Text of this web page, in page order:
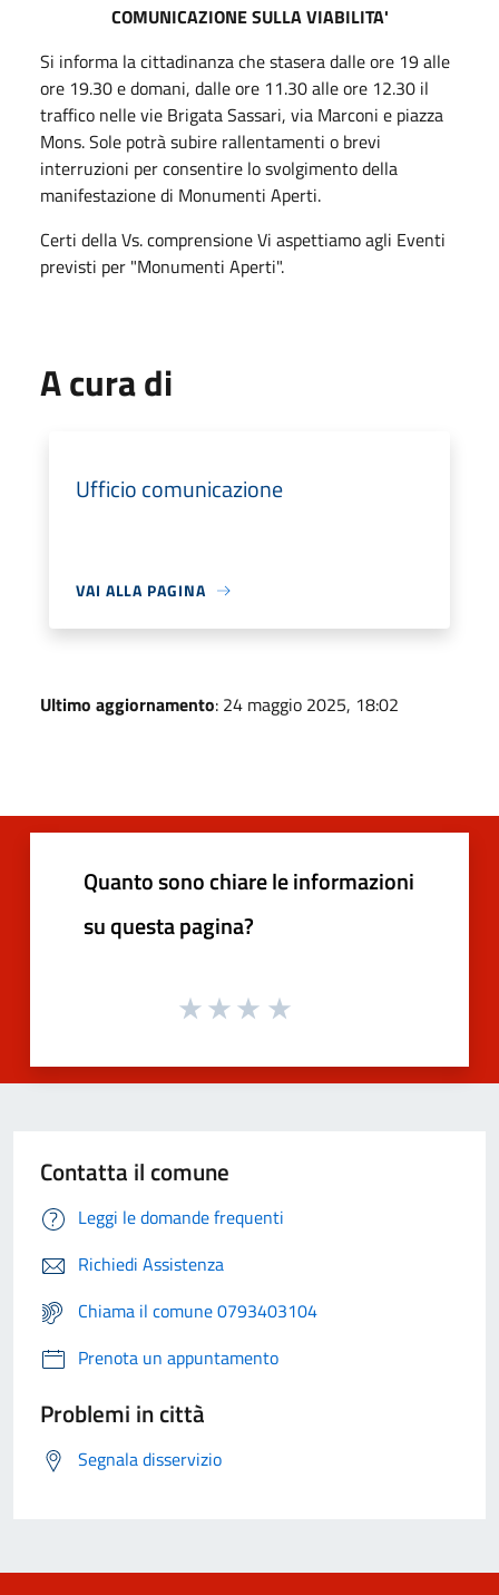
COMUNICAZIONE SULLA VIABILITA'
Si informa la cittadinanza che stasera dalle ore 19 alle
ore 19.30 e domani, dalle ore 11.30 alle ore 12.30 il
traffico nelle vie Brigata Sassari, via Marconi e piazza
Mons. Sole potrà subire rallentamenti o brevi
interruzioni per consentire lo svolgimento della
manifestazione di Monumenti Aperti.
Certi della Vs. comprensione Vi aspettiamo agli Eventi
previsti per "Monumenti Aperti".
A cura di
Ufficio comunicazione
VAI ALLA PAGINA
Ultimo aggiornamento: 24 maggio 2025, 18:02
Quanto sono chiare le informazioni
su questa pagina?
Contatta il comune
Leggi le domande frequenti
Richiedi Assistenza
Chiama il comune 0793403104
Prenota un appuntamento
Problemi in città
Segnala disservizio